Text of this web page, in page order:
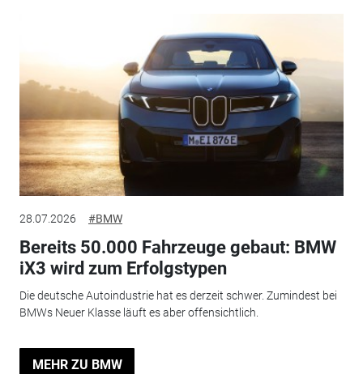
28.07.2026 #BMW
Bereits 50.000 Fahrzeuge gebaut: BMW
iX3 wird zum Erfolgstypen
Die deutsche Autoindustrie hat es derzeit schwer. Zumindest bei
BMWs Neuer Klasse läuft es aber offensichtlich.
MEHR ZU BMW